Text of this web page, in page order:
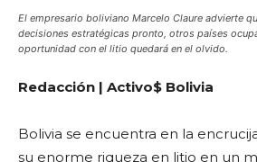
El empresario boliviano Marcelo Claure advierte
decisiones estratégicas pronto, otros países
oportunidad con el litio quedará en el olvido.
Redacción | Activo$ Bolivia
Bolivia se encuentra en la
su enorme riqueza en litio en un